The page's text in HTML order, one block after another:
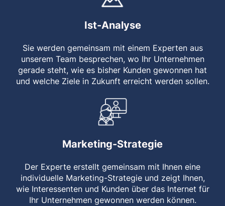
Ist-Analyse
Sie werden gemeinsam mit einem Experten aus
unserem Team besprechen, wo Ihr Unternehmen
gerade steht, wie es bisher Kunden gewonnen hat
und welche Ziele in Zukunft erreicht werden sollen.
Marketing-Strategie
Der Experte erstellt gemeinsam mit Ihnen eine
individuelle Marketing-Strategie und zeigt Ihnen,
wie Interessenten und Kunden über das Internet für
Ihr Unternehmen gewonnen werden können.